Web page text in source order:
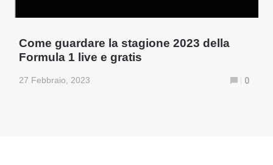
Come guardare la stagione 2023 della
Formula 1 live e gratis
27 Febbraio, 2023 0